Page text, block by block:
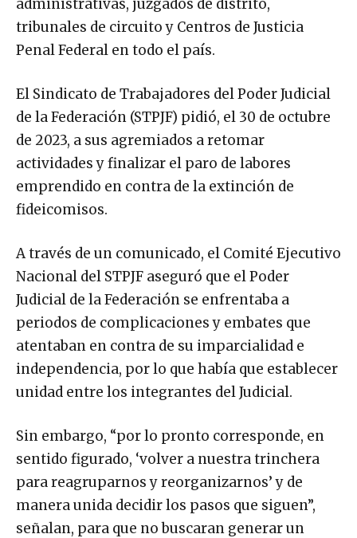
administrativas, juzgados de distrito,
tribunales de circuito y Centros de Justicia
Penal Federal en todo el país.
El Sindicato de Trabajadores del Poder Judicial
de la Federación (STPJF) pidió, el 30 de octubre
de 2023, a sus agremiados a retomar
actividades y finalizar el paro de labores
emprendido en contra de la extinción de
fideicomisos.
A través de un comunicado, el Comité Ejecutivo
Nacional del STPJF aseguró que el Poder
Judicial de la Federación se enfrentaba a
periodos de complicaciones y embates que
atentaban en contra de su imparcialidad e
independencia, por lo que había que establecer
unidad entre los integrantes del Judicial.
Sin embargo, “por lo pronto corresponde, en
sentido figurado, ‘volver a nuestra trinchera
para reagruparnos y reorganizarnos’ y de
manera unida decidir los pasos que siguen”,
señalan, para que no buscaran generar un